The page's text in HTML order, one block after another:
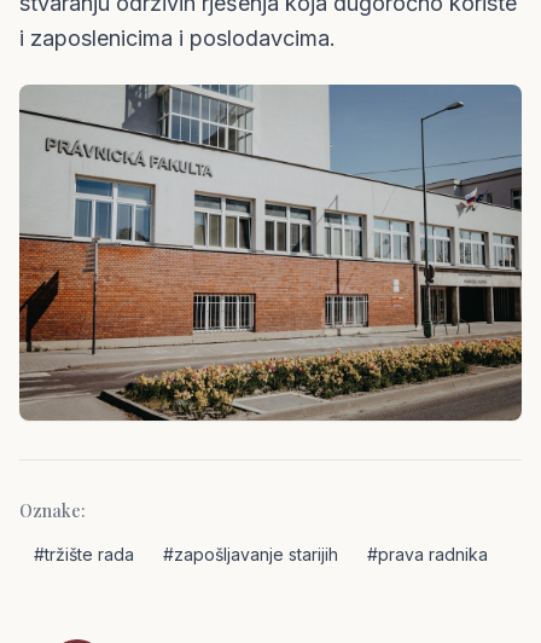
i zaposlenicima i poslodavcima.
Oznake:
#tržište rada #zapošljavanje starijih #prava radnika